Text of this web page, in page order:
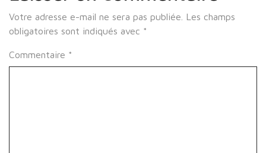
Votre adresse e-mail ne sera pas publiée.
Les champs
obligatoires sont indiqués avec *
Commentaire *